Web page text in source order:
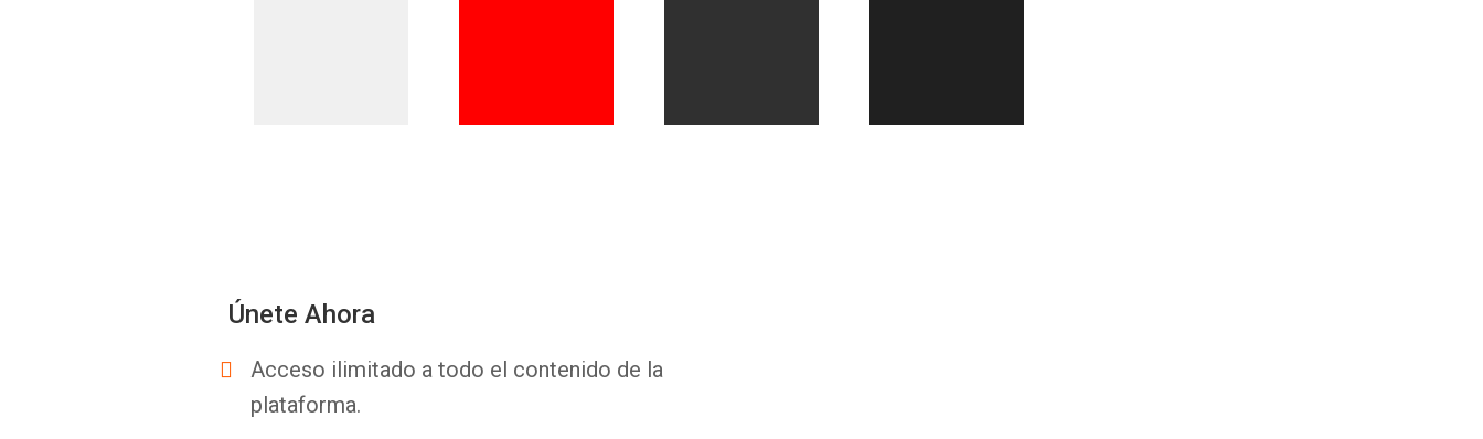
Únete Ahora
Acceso ilimitado a todo el contenido de la
plataforma.